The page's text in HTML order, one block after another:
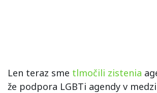
Len teraz sme tlmočili zistenia
že podpora LGBTi agendy v